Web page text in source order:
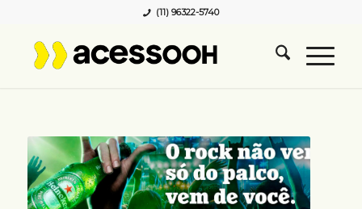
(11) 96322-5740